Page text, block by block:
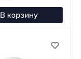
В корзину